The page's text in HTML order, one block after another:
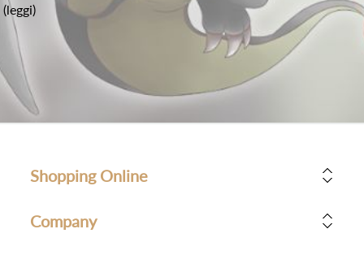
(leggi)
Shopping Online
Company